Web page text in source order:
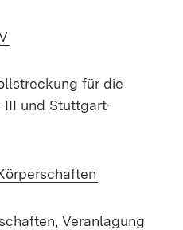
für die
III und Stuttgart-
Veranlagung